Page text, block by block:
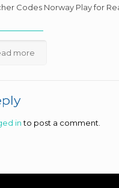
Codes Norway Play for
more
into post a comment.